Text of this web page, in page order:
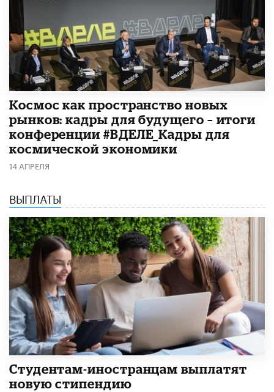
Космос как пространство новых
рынков: кадры для будущего – итоги
конференции #ВДЕЛЕ_Кадры для
космической экономики
14 АПРЕЛЯ
ВЫПЛАТЫ
Студентам-иностранцам выплатят
новую стипендию